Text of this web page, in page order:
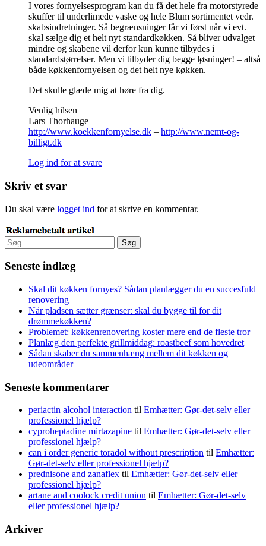
I vores fornyelsesprogram kan du få det hele fra motorstyrede
skuffer til underlimede vaske og hele Blum sortimentet vedr.
skabsindretninger. Så begrænsninger får vi først når vi evt.
skal sælge dig et helt nyt standardkøkken. Så bliver udvalget
mindre og skabene vil derfor kun kunne tilbydes i
standardstørrelser. Men vi tilbyder dig begge løsninger! – altså
både køkkenfornyelsen og det helt nye køkken.
Det skulle glæde mig at høre fra dig.
Venlig hilsen
Lars Thorhauge
http://www.koekkenfornyelse.dk – http://www.nemt-og-
billigt.dk
Log ind for at svare
Skriv et svar
Du skal være logget ind for at skrive en kommentar.
Søg
efter:
Seneste indlæg
Skal dit køkken fornyes? Sådan planlægger du en succesfuld
renovering
Når pladsen sætter grænser: skal du bygge til for dit
drømmekøkken?
Problemet: køkkenrenovering koster mere end de fleste tror
Planlæg den perfekte grillmiddag: roastbeef som hovedret
Sådan skaber du sammenhæng mellem dit køkken og
udeområder
Seneste kommentarer
periactin alcohol interaction til Emhætter: Gør-det-selv eller
professionel hjælp?
cyproheptadine mirtazapine til Emhætter: Gør-det-selv eller
professionel hjælp?
can i order generic toradol without prescription til Emhætter:
Gør-det-selv eller professionel hjælp?
prednisone and zanaflex til Emhætter: Gør-det-selv eller
professionel hjælp?
artane and coolock credit union til Emhætter: Gør-det-selv
eller professionel hjælp?
Arkiver